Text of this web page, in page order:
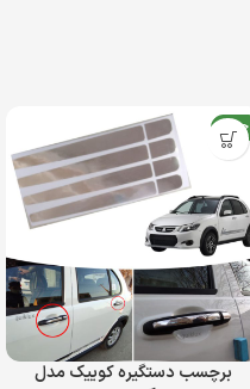
جدید
برچسب دستگیره کوییک مدل